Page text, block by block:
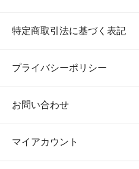
特定商取引法に基づく表記
プライバシーポリシー
お問い合わせ
マイアカウント